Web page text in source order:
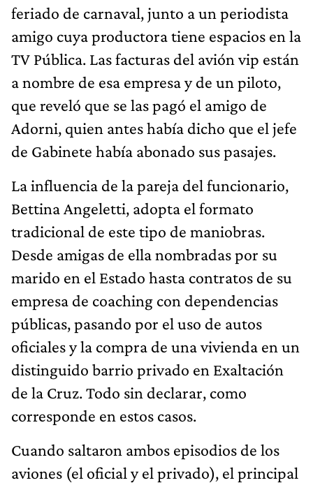
feriado de carnaval, junto a un periodista
amigo cuya productora tiene espacios en la
TV Pública. Las facturas del avión vip están
a nombre de esa empresa y de un piloto,
que reveló que se las pagó el amigo de
Adorni, quien antes había dicho que el jefe
de Gabinete había abonado sus pasajes.
La influencia de la pareja del funcionario,
Bettina Angeletti, adopta el formato
tradicional de este tipo de maniobras.
Desde amigas de ella nombradas por su
marido en el Estado hasta contratos de su
empresa de coaching con dependencias
públicas, pasando por el uso de autos
oficiales y la compra de una vivienda en un
distinguido barrio privado en Exaltación
de la Cruz. Todo sin declarar, como
corresponde en estos casos.
Cuando saltaron ambos episodios de los
aviones (el oficial y el privado), el principal